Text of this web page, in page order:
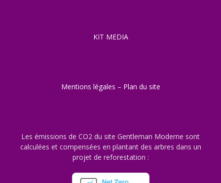
KIT MEDIA
Mentions légales – Plan du site
Les émissions de CO2 du site Gentleman Moderne sont
calculées et compensées en plantant des arbres dans un
projet de reforestation :